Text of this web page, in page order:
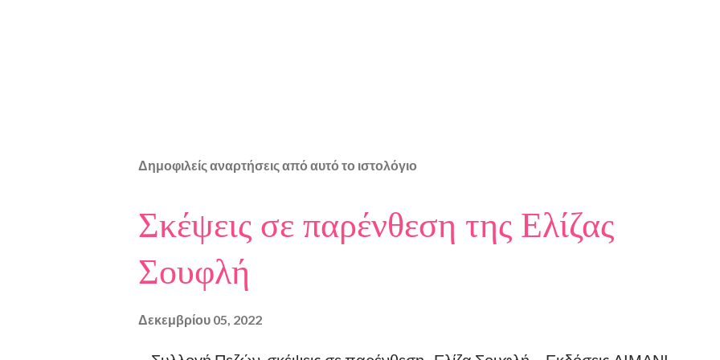
Δημοφιλείς αναρτήσεις από αυτό το ιστολόγιο
Σκέψεις σε παρένθεση της Ελίζας
Σουφλή
Δεκεμβρίου 05, 2022